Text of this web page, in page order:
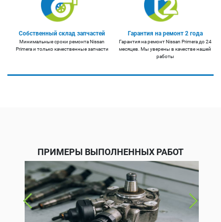
Собственный склад запчастей
Минимальные сроки ремонта Nissan
Primera и только качественные запчасти
Гарантия на ремонт 2 года
Гарантия на ремонт Nissan Primera до 24
месяцев. Мы уверены в качестве нашей
работы
ПРИМЕРЫ ВЫПОЛНЕННЫХ РАБОТ